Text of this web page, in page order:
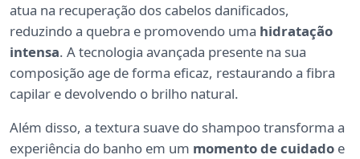
atua na recuperação dos cabelos danificados,
reduzindo a quebra e promovendo uma hidratação
intensa. A tecnologia avançada presente na sua
composição age de forma eficaz, restaurando a fibra
capilar e devolvendo o brilho natural.
Além disso, a textura suave do shampoo transforma a
experiência do banho em um momento de cuidado e